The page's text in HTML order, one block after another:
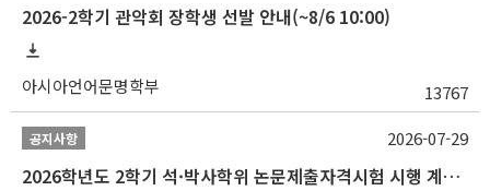
2026-2학기 관악회 장학생 선발 안내(~8/6 10:00)
아시아언어문명학부 13767
공지사항
2026학년도 2학기 석·박사학위 논문제출자격시험 시행 계획 공고
2026-07-29